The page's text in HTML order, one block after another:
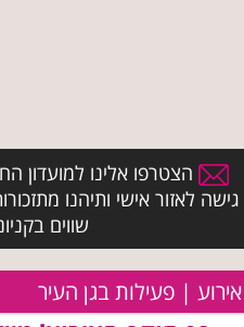
הצטרפו אלינו למועדון
גישה לאזור אישי ותיהנו
שווים
אירוע | פעילות בגן העיר